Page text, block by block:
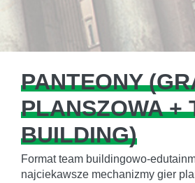
PANTEONY
PLANSZOWA +
BUILDING)
Format team buildingowo-
najciekawsze mechanizmy gier